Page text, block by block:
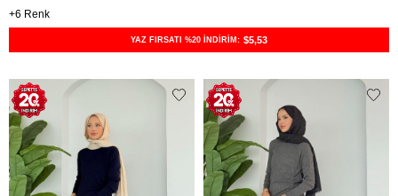
6
YAZ FIRSATI %20 İNDİRİM: $5,53